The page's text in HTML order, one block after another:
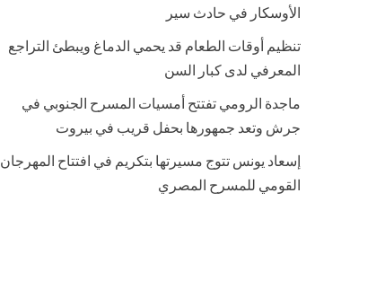
الأوسكار في حادث سير
تنظيم أوقات الطعام قد يحمي الدماغ ويبطئ التراجع
المعرفي لدى كبار السن
ماجدة الرومي تفتتح أمسيات المسرح الجنوبي في
جرش وتعد جمهورها بحفل قريب في بيروت
إسعاد يونس تتوج مسيرتها بتكريم في افتتاح المهرجان
القومي للمسرح المصري